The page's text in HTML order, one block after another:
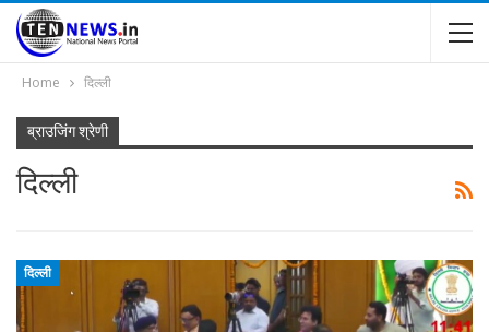
Home दिल्ली
ब्राउजिंग श्रेणी
दिल्ली
दिल्ली